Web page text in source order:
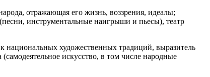
отражающая его жизнь, воззрения, идеалы;
инструментальные наигрыши и пьесы), театр
национальных художественных традиций, выразитель
искусство, в том числе народные